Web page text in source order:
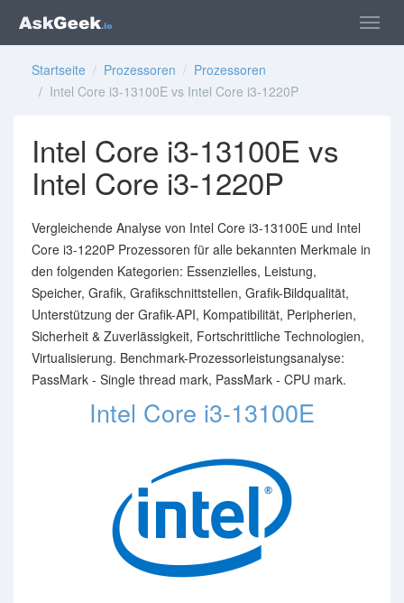
Startseite / Prozessoren / Prozessoren
/ Intel Core i3-13100E vs Intel Core i3-1220P
Intel Core i3-13100E vs
Intel Core i3-1220P
Vergleichende Analyse von Intel Core i3-13100E und Intel
Core i3-1220P Prozessoren für alle bekannten Merkmale in
den folgenden Kategorien: Essenzielles, Leistung,
Speicher, Grafik, Grafikschnittstellen, Grafik-Bildqualität,
Unterstützung der Grafik-API, Kompatibilität, Peripherien,
Sicherheit & Zuverlässigkeit, Fortschrittliche Technologien,
Virtualisierung. Benchmark-Prozessorleistungsanalyse:
PassMark - Single thread mark, PassMark - CPU mark.
Intel Core i3-13100E